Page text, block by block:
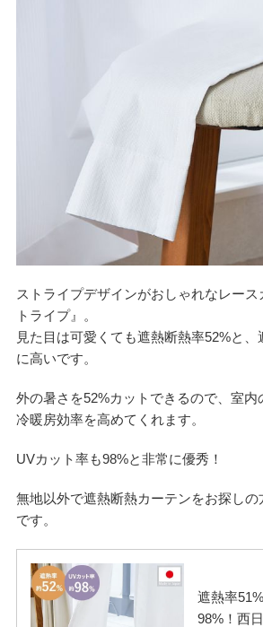
ストライプデザインがおしゃれなレー
トライプ』。
見た目は可愛くても遮熱断熱率52%と、
に高いです。
外の暑さを52%カットできるので、室内
冷暖房効率を高めてくれます。
UVカット率も98%と非常に優秀！
無地以外で遮熱断熱カーテンをお探しの
です。
遮熱率
98%！西